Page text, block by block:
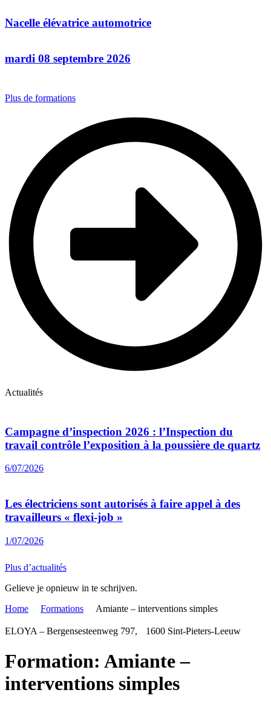
Nacelle élévatrice automotrice
mardi 08 septembre 2026
Plus de formations
Actualités
Campagne d’inspection 2026 : l’Inspection du
travail contrôle l’exposition à la poussière de quartz
6/07/2026
Les électriciens sont autorisés à faire appel à des
travailleurs « flexi-job »
1/07/2026
Plus d’actualités
Gelieve je opnieuw in te schrijven.
Home
Formations Amiante – interventions simples
ELOYA – Bergensesteenweg 797, 1600 Sint-Pieters-Leeuw
Formation: Amiante –
interventions simples